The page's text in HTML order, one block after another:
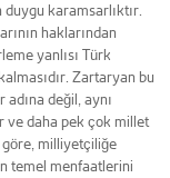
duygu karamsarlıktır.
haklarından
yanlısı Türk
Zartaryan bu
değil, aynı
ve daha pek çok millet
göre, milliyetçiliğe
temel menfaatlerini